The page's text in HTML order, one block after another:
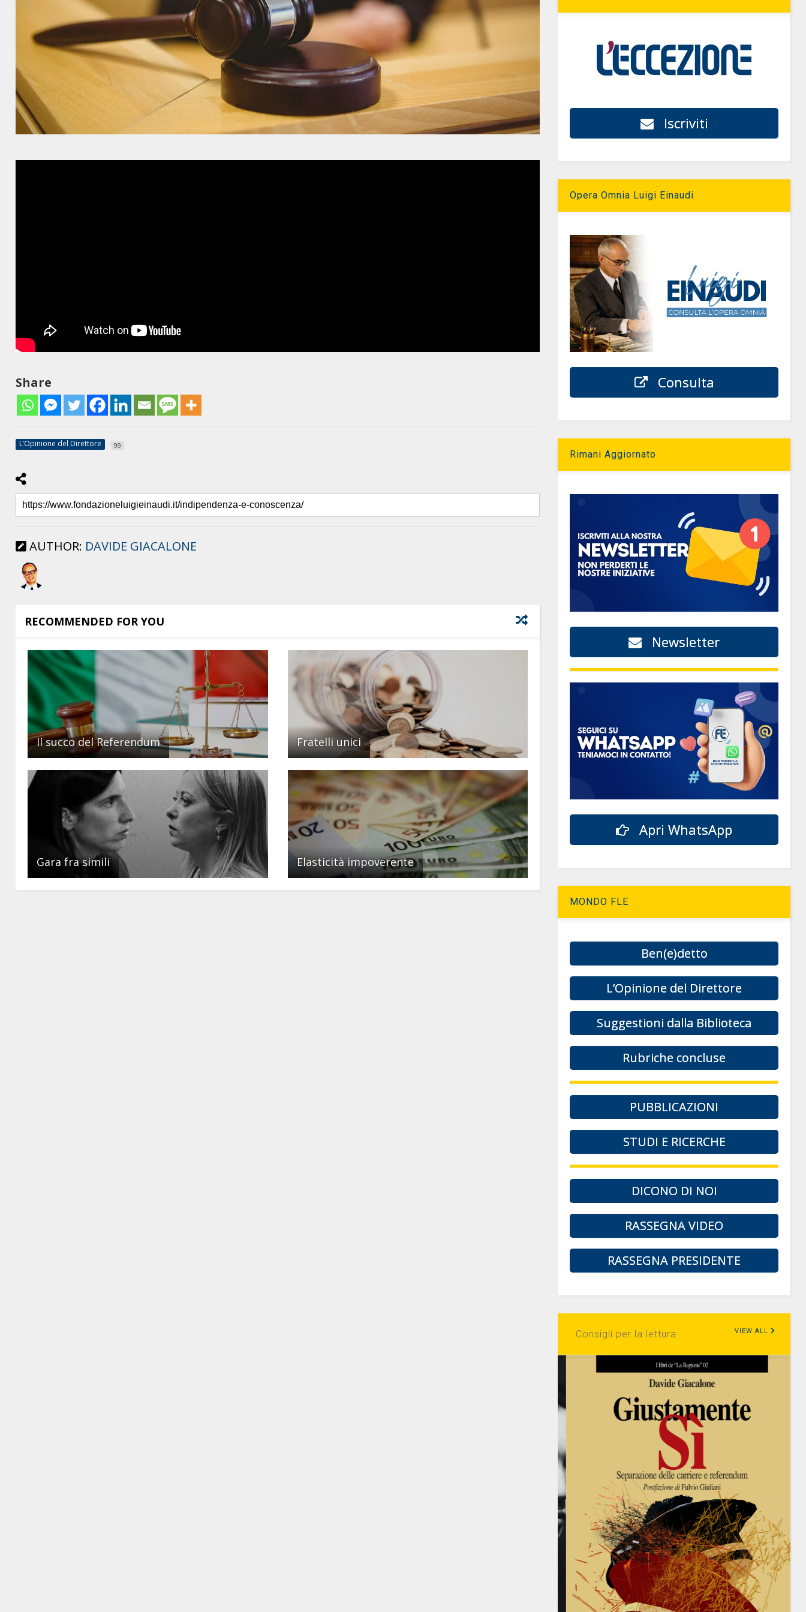
Share
L’Opinione del Direttore 99
AUTHOR: DAVIDE GIACALONE
RECOMMENDED FOR YOU
Il succo del Referendum Fratelli unici
Gara fra simili Elasticità impoverente
Iscriviti
Opera Omnia Luigi Einaudi
Consulta
Rimani Aggiornato
Newsletter
Apri WhatsApp
MONDO FLE
Ben(e)detto
L’Opinione del Direttore
Suggestioni dalla Biblioteca
Rubriche concluse
PUBBLICAZIONI
STUDI E RICERCHE
DICONO DI NOI
RASSEGNA VIDEO
RASSEGNA PRESIDENTE
Consigli per la lettura VIEW ALL